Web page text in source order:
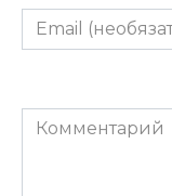
Email
(необязательно)
Комментарий